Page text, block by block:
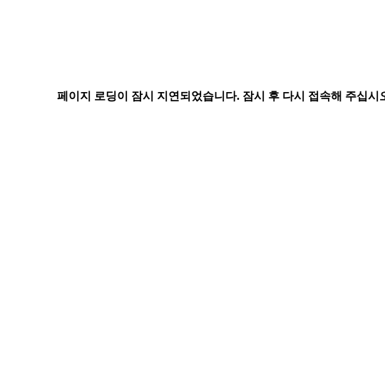
페이지 로딩이 잠시 지연되었습니다. 잠시 후 다시 접속해 주십시